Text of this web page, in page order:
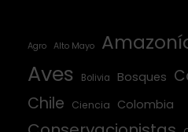
Agro Alto Mayo
Aves Bolivia Bosques
Chile
Ciencia Colombia